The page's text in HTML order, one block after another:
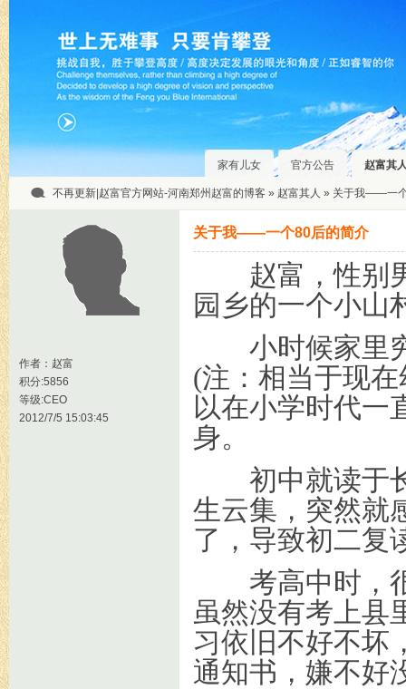
家有儿女 官方公告 赵富其
不再更新|赵富官方网站-河南郑州赵富的博客 » 赵富其人 » 关于我——一
作者： 赵富
积分:5856
等级:CEO
2012/7/5 15:03:45
关于我——一个80后的简介
赵富，性别男
园乡的一个小山
小时候家里穷
(注：相当于现
以在小学时代一
身。
初中就读于长
生云集，突然就
了，导致初二复
考高中时，很
虽然没有考上县
习依旧不好不坏
通知书，嫌不好